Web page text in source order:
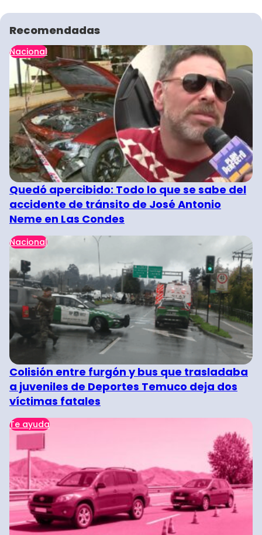
Recomendadas
Nacional
Quedó apercibido: Todo lo que se sabe del
accidente de tránsito de José Antonio
Neme en Las Condes
Nacional
Colisión entre furgón y bus que trasladaba
a juveniles de Deportes Temuco deja dos
víctimas fatales
Te ayuda